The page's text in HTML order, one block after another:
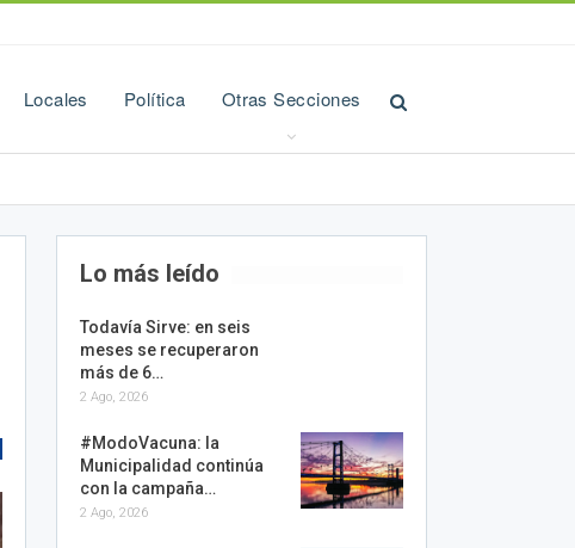
Locales Política Otras Secciones
Lo más leído
Todavía Sirve: en seis
meses se recuperaron
más de 6…
2 Ago, 2026
#ModoVacuna: la
Municipalidad continúa
con la campaña…
2 Ago, 2026